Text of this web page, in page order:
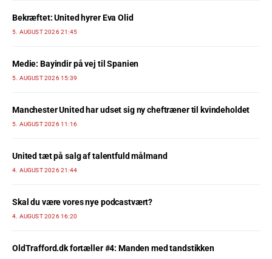
Bekræftet: United hyrer Eva Olid
5. AUGUST 2026 21:45
Medie: Bayindir på vej til Spanien
5. AUGUST 2026 15:39
Manchester United har udset sig ny cheftræner til kvindeholdet
5. AUGUST 2026 11:16
United tæt på salg af talentfuld målmand
4. AUGUST 2026 21:44
Skal du være vores nye podcastvært?
4. AUGUST 2026 16:20
OldTrafford.dk fortæller #4: Manden med tandstikken